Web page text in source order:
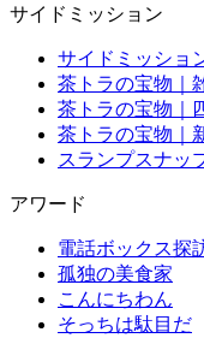
サイドミッション
サイドミッショ
茶トラの宝物｜
茶トラの宝物｜
茶トラの宝物｜
スランプスナッ
アワード
電話ボックス探
孤独の美食家
こんにちわん
そっちは駄目だ